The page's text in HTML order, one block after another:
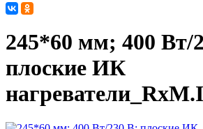
245*60 мм; 400 Вт/
плоские ИК